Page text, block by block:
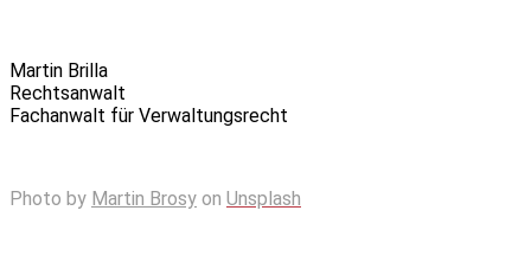
Martin Brilla
Rechtsanwalt
Fachanwalt für Verwaltungsrecht
Photo by Martin Brosy on Unsplash